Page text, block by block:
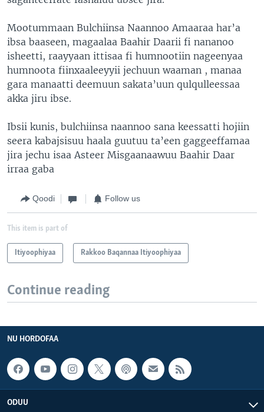
Mootummaan Bulchiinsa Naannoo Amaaraa har’a
ibsa baaseen, magaalaa Baahir Daarii fi nananoo
isheetti, raayyaan ittisaa fi humnootiin nageenyaa
humnoota fiinxaaleeyyii jechuun waaman , manaa
gara manaatti deemuun sakata’uun qulqulleessaa
akka jiru ibse.
Ibsii kunis, bulchiinsa naannoo sana keessatti hojiin
seera kabajsisuu haala guutuu ta’een gaggeeffamaa
jira jechu isaa Asteer Misgaanaawuu Baahir Daar
irraa gaba
Qoodi Follow us
This item is part of
Itiyoophiyaa Rakkoo Baqannaa Itiyoophiyaa
Continue reading
NU HORDOFAA
ODUU